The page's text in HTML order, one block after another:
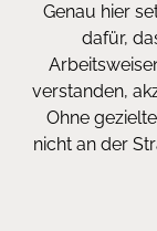
Genau hier
dafür,
verstanden,
Ohne
nicht an der